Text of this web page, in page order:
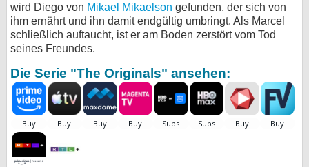
wird Diego von Mikael Mikaelson gefunden, der sich von
ihm ernährt und ihn damit endgültig umbringt. Als Marcel
schließlich auftaucht, ist er am Boden zerstört vom Tod
seines Freundes.
Die Serie "The Originals" ansehen: